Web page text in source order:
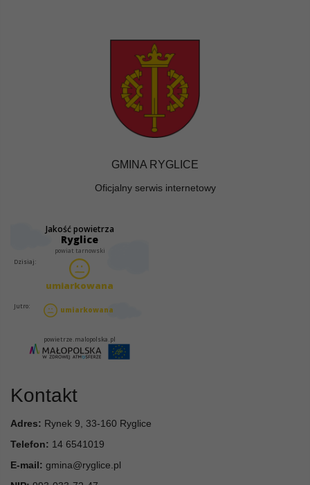
GMINA RYGLICE
Oficjalny serwis internetowy
Kontakt
Adres: Rynek 9, 33-160 Ryglice
Telefon: 14 6541019
E-mail: gmina@ryglice.pl